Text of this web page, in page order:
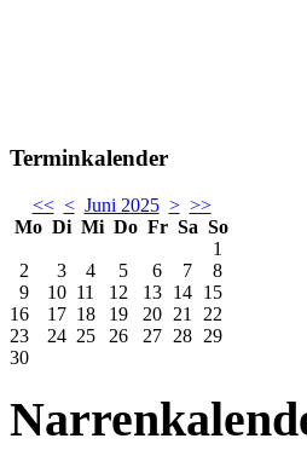
Terminkalender
<< < Juni 2025 > >>
Mo Di Mi Do Fr Sa So
1
2
3 4 5 6 7
8
9
10 11 12 13 14 15
16
17 18 19 20 21
22
23
24 25 26 27 28 29
30